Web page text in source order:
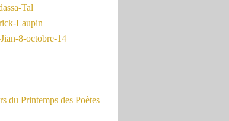
Tal
Laupin
8-octobre-14
du Printemps des Poètes